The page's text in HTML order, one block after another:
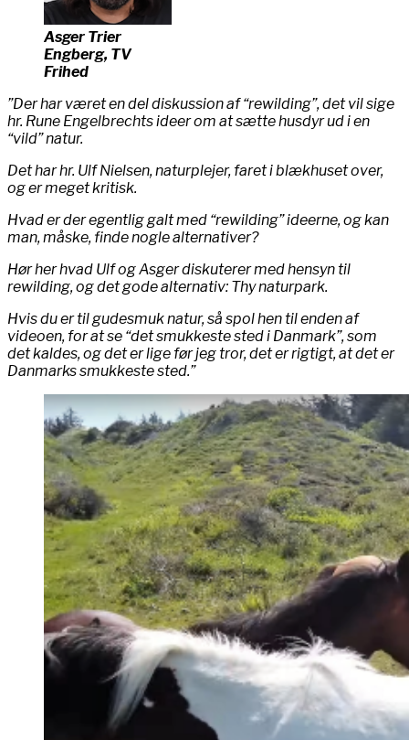
Asger Trier
Engberg, TV
Frihed
”Der har været en del diskussion af “rewilding”, det vil sige
hr. Rune Engelbrechts ideer om at sætte husdyr ud i en
“vild” natur.
Det har hr. Ulf Nielsen, naturplejer, faret i blækhuset over,
og er meget kritisk.
Hvad er der egentlig galt med “rewilding” ideerne, og kan
man, måske, finde nogle alternativer?
Hør her hvad Ulf og Asger diskuterer med hensyn til
rewilding, og det gode alternativ: Thy naturpark.
Hvis du er til gudesmuk natur, så spol hen til enden af
videoen, for at se “det smukkeste sted i Danmark”, som
det kaldes, og det er lige før jeg tror, det er rigtigt, at det er
Danmarks smukkeste sted.”